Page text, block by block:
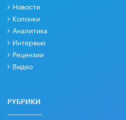
Новости
Колонки
Аналитика
Интервью
Рецензии
Видео
РУБРИКИ